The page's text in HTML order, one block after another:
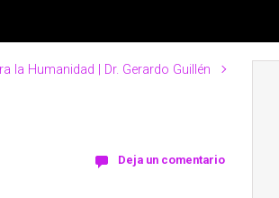
la Humanidad | Dr. Gerardo Guillén
Deja un comentario